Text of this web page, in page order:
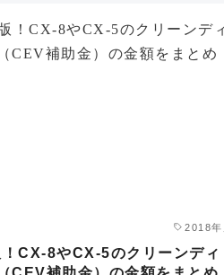
2018年
CX-8やCX-5のクリーンディ